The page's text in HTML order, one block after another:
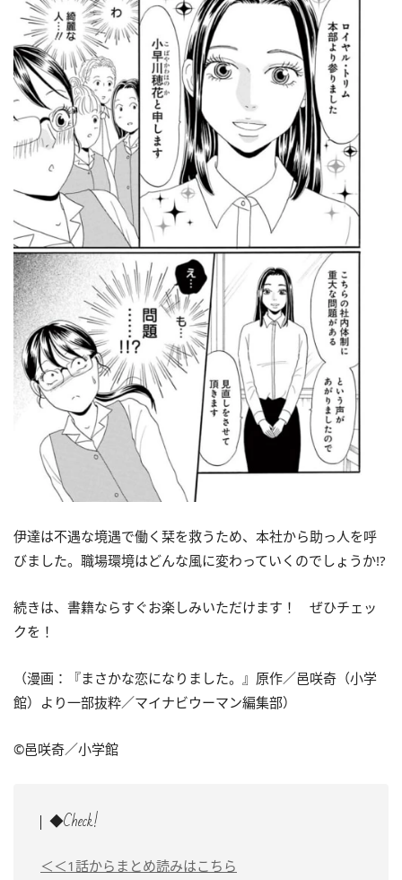
伊達は不遇な境遇で働く栞を救うため、本社から助っ人を呼
びました。職場環境はどんな風に変わっていくのでしょうか!?
続きは、書籍ならすぐお楽しみいただけます！ ぜひチェッ
クを！
（漫画：『まさかな恋になりました。』原作／邑咲奇（小学
館）より一部抜粋／マイナビウーマン編集部）
©邑咲奇／小学館
◆Check!
＜＜1話からまとめ読みはこちら